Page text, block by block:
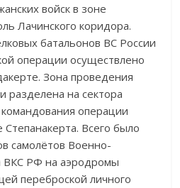
войск в зоне
Лачинского коридора.
батальонов ВС России
операции осуществлено
Зона проведения
разделена на сектора
операции
Всего было
самолётов Военно-
ВКС РФ на аэродромы
переброской личного